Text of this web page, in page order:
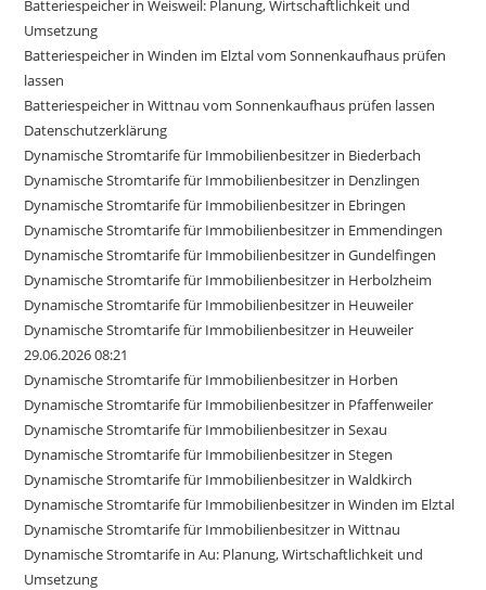
Batteriespeicher in Weisweil: Planung, Wirtschaftlichkeit und
Umsetzung
Batteriespeicher in Winden im Elztal vom Sonnenkaufhaus prüfen
lassen
Batteriespeicher in Wittnau vom Sonnenkaufhaus prüfen lassen
Datenschutzerklärung
Dynamische Stromtarife für Immobilienbesitzer in Biederbach
Dynamische Stromtarife für Immobilienbesitzer in Denzlingen
Dynamische Stromtarife für Immobilienbesitzer in Ebringen
Dynamische Stromtarife für Immobilienbesitzer in Emmendingen
Dynamische Stromtarife für Immobilienbesitzer in Gundelfingen
Dynamische Stromtarife für Immobilienbesitzer in Herbolzheim
Dynamische Stromtarife für Immobilienbesitzer in Heuweiler
Dynamische Stromtarife für Immobilienbesitzer in Heuweiler
29.06.2026 08:21
Dynamische Stromtarife für Immobilienbesitzer in Horben
Dynamische Stromtarife für Immobilienbesitzer in Pfaffenweiler
Dynamische Stromtarife für Immobilienbesitzer in Sexau
Dynamische Stromtarife für Immobilienbesitzer in Stegen
Dynamische Stromtarife für Immobilienbesitzer in Waldkirch
Dynamische Stromtarife für Immobilienbesitzer in Winden im Elztal
Dynamische Stromtarife für Immobilienbesitzer in Wittnau
Dynamische Stromtarife in Au: Planung, Wirtschaftlichkeit und
Umsetzung